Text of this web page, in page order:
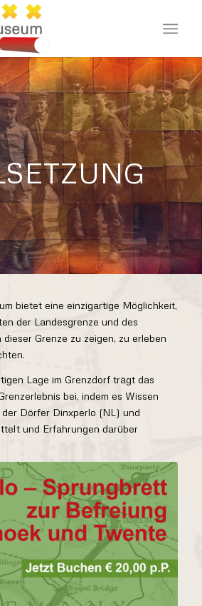
bietet eine einzigartige Möglichkeit,
der Landesgrenze und des
dieser Grenze zu zeigen, zu erleben
Lage im Grenzdorf trägt das
bei, indem es Wissen
Dörfer Dinxperlo (NL) und
und Erfahrungen darüber